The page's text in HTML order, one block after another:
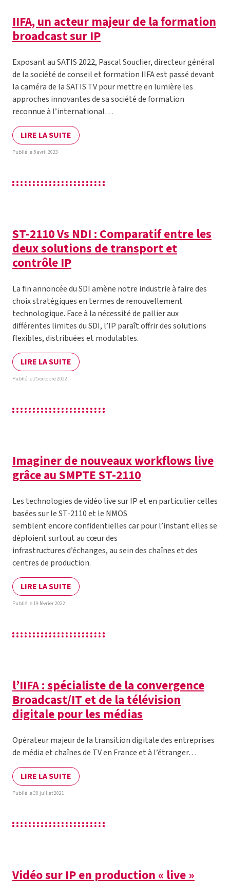
IIFA, un acteur majeur de la formation
broadcast sur IP
Exposant au SATIS 2022, Pascal Souclier, directeur général
de la société de conseil et formation IIFA est passé devant
la caméra de la SATIS TV pour mettre en lumière les
approches innovantes de sa société de formation
reconnue à l’international…
LIRE LA SUITE
Publié le 5 avril 2023
ST-2110 Vs NDI : Comparatif entre les
deux solutions de transport et
contrôle IP
La fin annoncée du SDI amène notre industrie à faire des
choix stratégiques en termes de renouvellement
technologique. Face à la nécessité de pallier aux
différentes limites du SDI, l’IP paraît offrir des solutions
flexibles, distribuées et modulables.
LIRE LA SUITE
Publié le 25 octobre 2022
Imaginer de nouveaux workflows live
grâce au SMPTE ST-2110
Les technologies de vidéo live sur IP et en particulier celles
basées sur le ST-2110 et le NMOS
semblent encore confidentielles car pour l’instant elles se
déploient surtout au cœur des
infrastructures d’échanges, au sein des chaînes et des
centres de production.
LIRE LA SUITE
Publié le 19 février 2022
l’IIFA : spécialiste de la convergence
Broadcast/IT et de la télévision
digitale pour les médias
Opérateur majeur de la transition digitale des entreprises
de média et chaînes de TV en France et à l’étranger…
LIRE LA SUITE
Publié le 30 juillet 2021
Vidéo sur IP en production « live »